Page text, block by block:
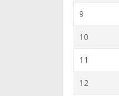
9
10
11
12